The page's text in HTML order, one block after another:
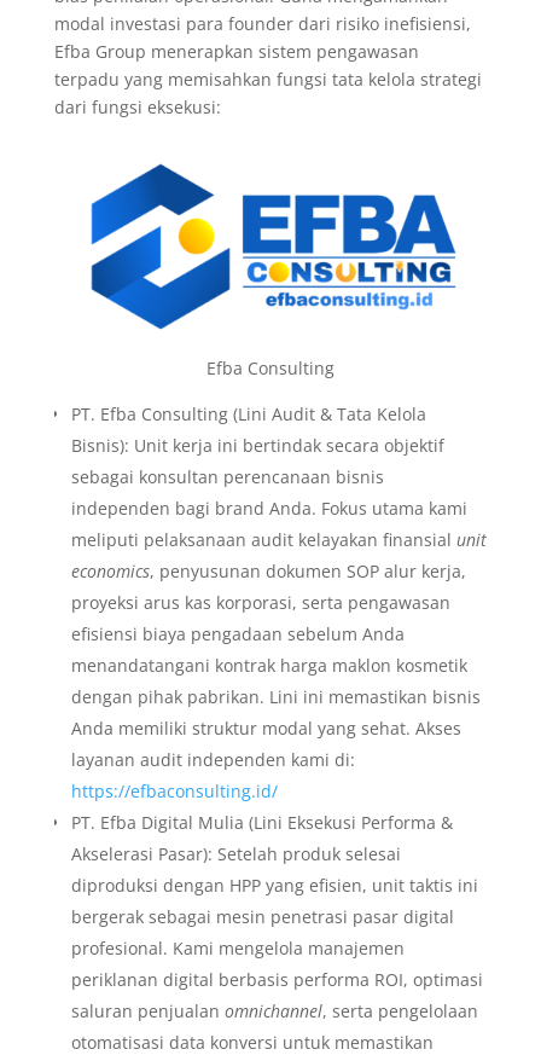
modal investasi para founder dari risiko inefisiensi,
Efba Group menerapkan sistem pengawasan
terpadu yang memisahkan fungsi tata kelola strategi
dari fungsi eksekusi:
Efba Consulting
PT. Efba Consulting (Lini Audit & Tata Kelola
Bisnis): Unit kerja ini bertindak secara objektif
sebagai konsultan perencanaan bisnis
independen bagi brand Anda. Fokus utama kami
meliputi pelaksanaan audit kelayakan finansial unit
economics, penyusunan dokumen SOP alur kerja,
proyeksi arus kas korporasi, serta pengawasan
efisiensi biaya pengadaan sebelum Anda
menandatangani kontrak harga maklon kosmetik
dengan pihak pabrikan. Lini ini memastikan bisnis
Anda memiliki struktur modal yang sehat. Akses
layanan audit independen kami di:
https://efbaconsulting.id/
PT. Efba Digital Mulia (Lini Eksekusi Performa &
Akselerasi Pasar): Setelah produk selesai
diproduksi dengan HPP yang efisien, unit taktis ini
bergerak sebagai mesin penetrasi pasar digital
profesional. Kami mengelola manajemen
periklanan digital berbasis performa ROI, optimasi
saluran penjualan omnichannel, serta pengelolaan
otomatisasi data konversi untuk memastikan